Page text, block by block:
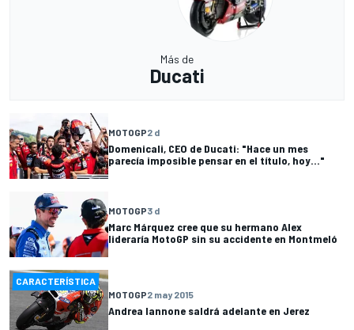
Más de
Ducati
MOTOGP2 d
Domenicali, CEO de Ducati: "Hace un mes
parecía imposible pensar en el título, hoy..."
MOTOGP3 d
Marc Márquez cree que su hermano Alex
lideraría MotoGP sin su accidente en Montmeló
CARACTERÍSTICA
MOTOGP2 may 2015
Andrea Iannone saldrá adelante en Jerez